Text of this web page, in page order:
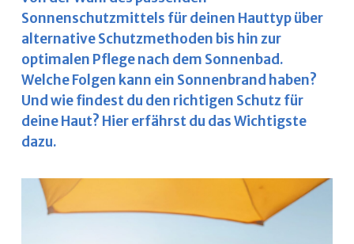
Sonnenschutzmittels für deinen Hauttyp über
alternative Schutzmethoden bis hin zur
optimalen Pflege nach dem Sonnenbad.
Welche Folgen kann ein Sonnenbrand haben?
Und wie findest du den richtigen Schutz für
deine Haut? Hier erfährst du das Wichtigste
dazu.